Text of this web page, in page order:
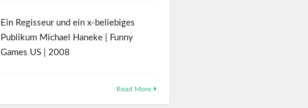
Ein Regisseur und ein x-beliebiges
Publikum Michael Haneke | Funny
Games US | 2008
Read More